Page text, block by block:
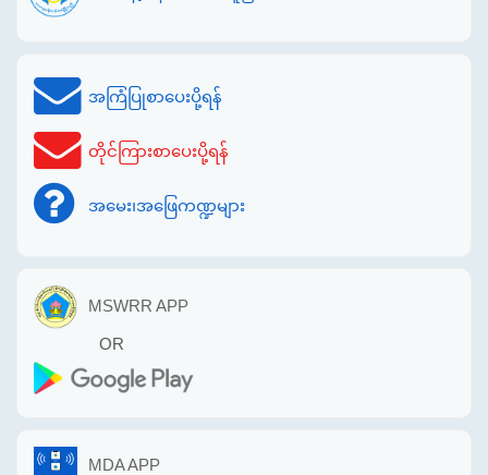
အကြံပြုစာပေးပို့ရန်
တိုင်ကြားစာပေးပို့ရန်
အမေး၊အဖြေကဏ္ဍများ
MSWRR APP
OR
MDA APP